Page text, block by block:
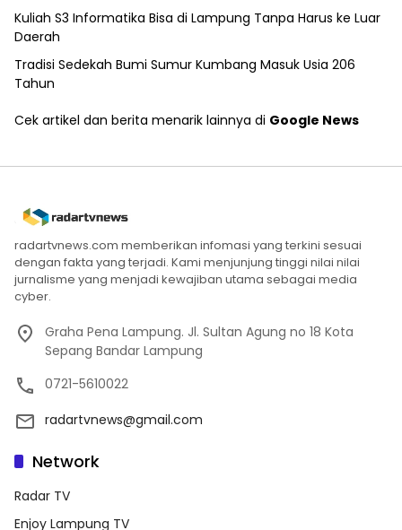
Kuliah S3 Informatika Bisa di Lampung Tanpa Harus ke Luar
Daerah
Tradisi Sedekah Bumi Sumur Kumbang Masuk Usia 206
Tahun
Cek artikel dan berita menarik lainnya di Google News
radartvnews.com memberikan infomasi yang terkini sesuai
dengan fakta yang terjadi. Kami menjunjung tinggi nilai nilai
jurnalisme yang menjadi kewajiban utama sebagai media
cyber.
Graha Pena Lampung. Jl. Sultan Agung no 18 Kota
Sepang Bandar Lampung
0721-5610022
radartvnews@gmail.com
Network
Radar TV
Enjoy Lampung TV